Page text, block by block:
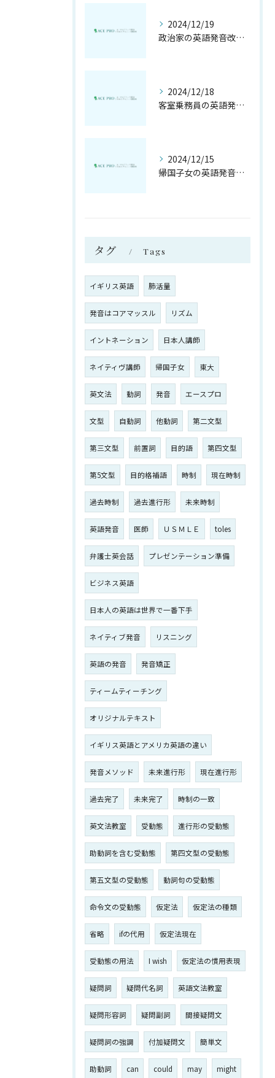
2024/12/19
政治家の英語発音改善法
2024/12/18
客室乗務員の英語発音の重要性
2024/12/15
帰国子女の英語発音の実態
タグ Tags
イギリス英語 肺活量
発音はコアマッスル リズム
イントネーション 日本人講師
ネイティヴ講師 帰国子女 東大
英文法 動詞 発音 エースプロ
文型 自動詞 他動詞 第二文型
第三文型 前置詞 目的語 第四文型
第5文型 目的格補語 時制 現在時制
過去時制 過去進行形 未来時制
英語発音 医師 ＵＳＭＬＥ toles
弁護士英会話 プレゼンテーション準備
ビジネス英語
日本人の英語は世界で一番下手
ネイティブ発音 リスニング
英語の発音 発音矯正
ティームティーチング
オリジナルテキスト
イギリス英語とアメリカ英語の違い
発音メソッド 未来進行形 現在進行形
過去完了 未来完了 時制の一致
英文法教室 受動態 進行形の受動態
助動詞を含む受動態 第四文型の受動態
第五文型の受動態 動詞句の受動態
命令文の受動態 仮定法 仮定法の種類
省略 ifの代用 仮定法現在
受動態の用法 I wish 仮定法の慣用表現
疑問詞 疑問代名詞 英語文法教室
疑問形容詞 疑問副詞 間接疑問文
疑問詞の強調 付加疑問文 簡単文
助動詞 can could may might